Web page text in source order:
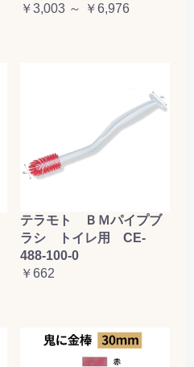
￥3,003 ～ ￥6,976
テラモト ＢＭパイプブ
ラシ トイレ用 CE-
488-100-0
￥662